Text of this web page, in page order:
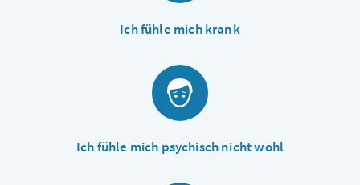
Ich fühle mich krank
Ich fühle mich psychisch nicht wohl